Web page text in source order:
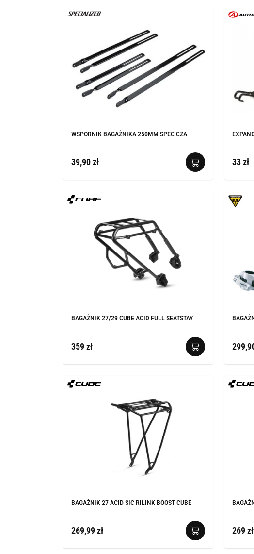
WSPORNIK BAGAŻNIKA 250MM SPEC CZA
39,90 zł 33 zł
BAGAŻNIK 27/29 CUBE ACID FULL SEATSTAY
359 zł
BAGAŻNIK 27 ACID SIC RILINK BOOST CUBE
269,99 zł 269 zł